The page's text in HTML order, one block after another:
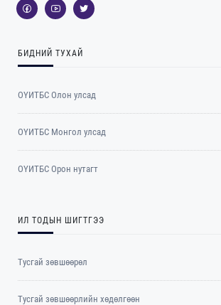
БИДНИЙ ТУХАЙ
ОҮИТБС Олон улсад
ОYИТБС Монгол улсад
ОYИТБС Орон нутагт
ИЛ ТОДЫН ШИГТГЭЭ
Тусгай зөвшөөрөл
Тусгай зөвшөөрлийн хөдөлгөөн